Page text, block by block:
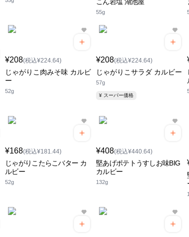
こん岩塩 湖池屋
55g
¥208(税込¥224.64)
じゃがりこ肉みそ味 カルビ
ー
52g
¥208(税込¥224.64)
じゃがりこサラダ カルビー
57g
¥ スーパー価格
¥168(税込¥181.44)
じゃがりこたらこバター カ
ルビー
52g
¥408(税込¥440.64)
堅あげポテトうすしお味BIG
カルビー
132g